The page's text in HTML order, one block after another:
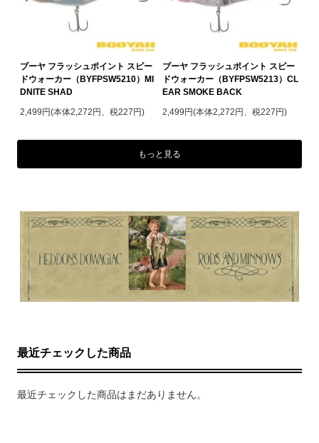
ブーヤ フラッシュポイント スピー
ドウォーカー（BYFPSW5210）MI
DNITE SHAD
2,499円(本体2,272円、税227円)
ブーヤ フラッシュポイント スピー
ドウォーカー（BYFPSW5213）CL
EAR SMOKE BACK
2,499円(本体2,272円、税227円)
もっと見る
最近チェックした商品
最近チェックした商品はまだありません。